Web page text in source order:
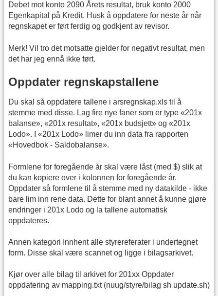
Debet mot konto 2090 Årets resultat, bruk konto 2000
Egenkapital på Kredit. Husk å oppdatere for neste år når
regnskapet er ført ferdig og godkjent av revisor.
Merk! Vil tro det motsatte gjelder for negativt resultat, men
det har jeg ennå ikke ført.
Oppdater regnskapstallene
Du skal så oppdatere tallene i arsregnskap.xls til å
stemme med disse. Lag fire nye faner som er type «201x
balanse», «201x resultat», «201x budsjett» og «201x
Lodo». I «201x Lodo» limer du inn data fra rapporten
«Hovedbok - Saldobalanse».
Formlene for foregående år skal være låst (med $) slik at
du kan kopiere over i kolonnen for foregående år.
Oppdater så formlene til å stemme med ny datakilde - ikke
bare lim inn rene data. Dette for blant annet å kunne gjøre
endringer i 201x Lodo og la tallene automatisk
oppdateres.
Annen kategori Innhent alle styrereferater i undertegnet
form. Disse skal være scannet og ligge i bilagsarkivet.
Kjør over alle bilag til arkivet for 201xx Oppdater
oppdatering av mapping.txt (nuug/styre/bilag sh update.sh)